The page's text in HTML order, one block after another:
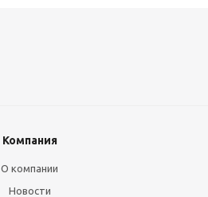
Компания
О компании
Новости